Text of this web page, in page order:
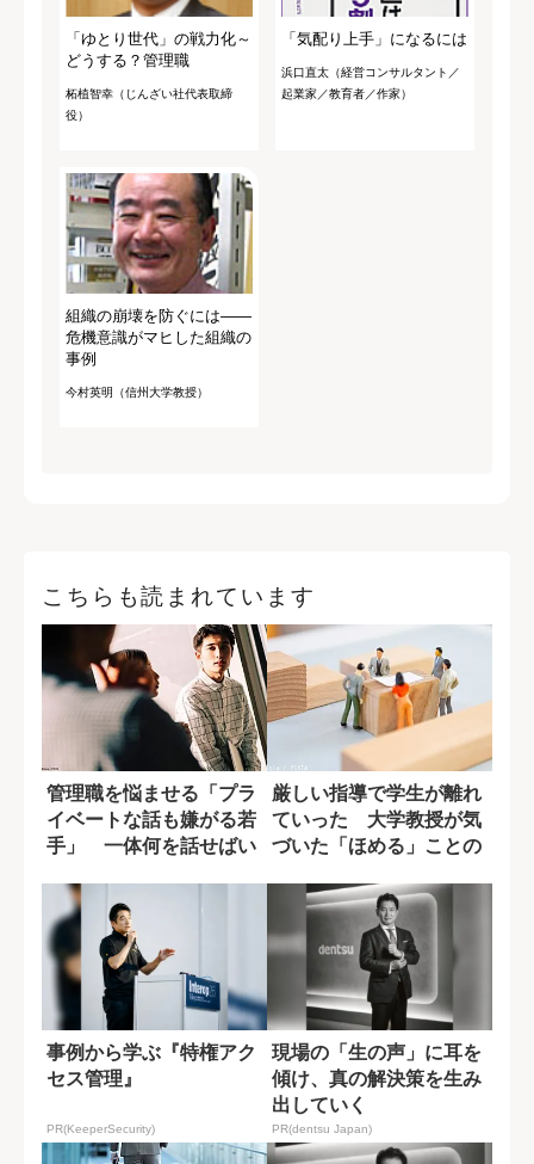
「ゆとり世代」の戦力化～
どうする？管理職
柘植智幸（じんざい社代表取締
役）
「気配り上手」になるには
浜口直太（経営コンサルタント／
起業家／教育者／作家）
組織の崩壊を防ぐには――
危機意識がマヒした組織の
事例
今村英明（信州大学教授）
こちらも読まれています
管理職を悩ませる「プラ
イベートな話も嫌がる若
手」 一体何を話せばい
厳しい指導で学生が離れ
ていった 大学教授が気
づいた「ほめる」ことの
事例から学ぶ『特権アク
セス管理』
PR(KeeperSecurity)
現場の「生の声」に耳を
傾け、真の解決策を生み
出していく
PR(dentsu Japan)